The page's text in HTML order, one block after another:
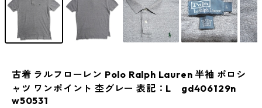
古着 ラルフローレン Polo Ralph Lauren 半袖 ポロシ
ャツ ワンポイント 杢グレー 表記：L gd406129n
w50531